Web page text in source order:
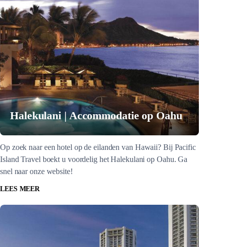
Halekulani | Accommodatie op Oahu
Op zoek naar een hotel op de eilanden van Hawaii? Bij Pacific
Island Travel boekt u voordelig het Halekulani op Oahu. Ga
snel naar onze website!
LEES MEER